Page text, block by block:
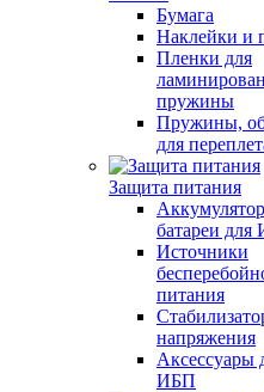
Бумага
Наклейки и
Пленки для
пружины
Пружины,
для
Защита питания
батареи
Источники
питания
напряжения
Аксессуары
ИБП